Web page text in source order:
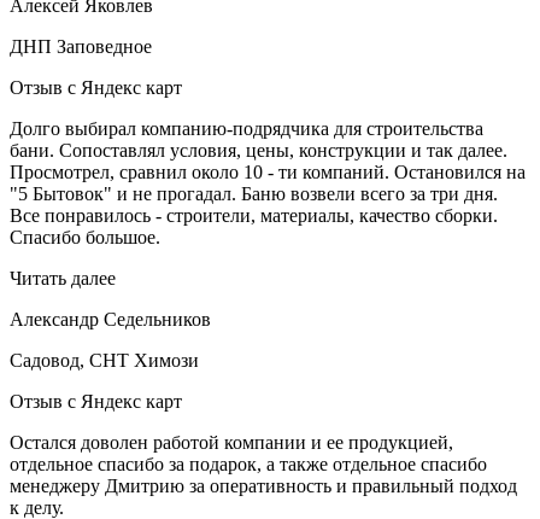
Алексей Яковлев
ДНП Заповедное
Отзыв с Яндекс карт
Долго выбирал компанию-подрядчика для строительства
бани. Сопоставлял условия, цены, конструкции и так далее.
Просмотрел, сравнил около 10 - ти компаний. Остановился на
"5 Бытовок" и не прогадал. Баню возвели всего за три дня.
Все понравилось - строители, материалы, качество сборки.
Спасибо большое.
Читать далее
Александр Седельников
Садовод, СНТ Химози
Отзыв с Яндекс карт
Остался доволен работой компании и ее продукцией,
отдельное спасибо за подарок, а также отдельное спасибо
менеджеру Дмитрию за оперативность и правильный подход
к делу.